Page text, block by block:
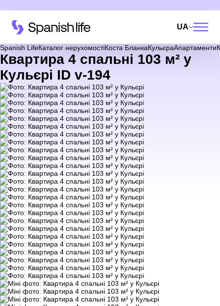
UA
Spanish LifeКаталог нерухомостіКоста БланкаКульєраАпартаменти
Квартира 4 спальні 103 м² у
Кульєрі ID v-194